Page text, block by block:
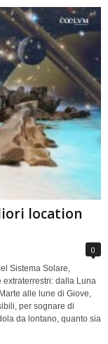
location
0
Sistema Solare,
dalla Luna
alle lune di Giove,
per sognare di
da lontano, quanto sia